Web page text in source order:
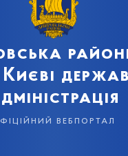
Києві
вебпортал